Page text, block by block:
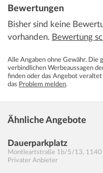
Bewertungen
Bisher sind keine
vorhanden. Bewertung
Alle Angaben ohne Gewähr. Die
verbindlichen Werbeaussagen
finden oder das Angebot veraltet
das Problem melden.
Ähnliche Angebote
Dauerparkplatz
Montleartstraße 1b/5/13, 1140
Privater Anbieter